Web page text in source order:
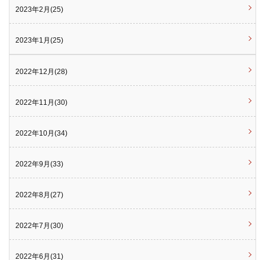
2023年2月(25)
2023年1月(25)
2022年12月(28)
2022年11月(30)
2022年10月(34)
2022年9月(33)
2022年8月(27)
2022年7月(30)
2022年6月(31)